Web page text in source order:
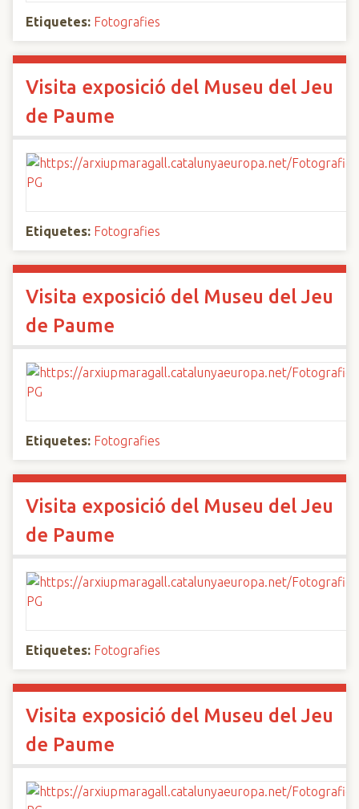
Etiquetes: Fotografies
Visita exposició del Museu del Jeu
de Paume
Etiquetes: Fotografies
Visita exposició del Museu del Jeu
de Paume
Etiquetes: Fotografies
Visita exposició del Museu del Jeu
de Paume
Etiquetes: Fotografies
Visita exposició del Museu del Jeu
de Paume